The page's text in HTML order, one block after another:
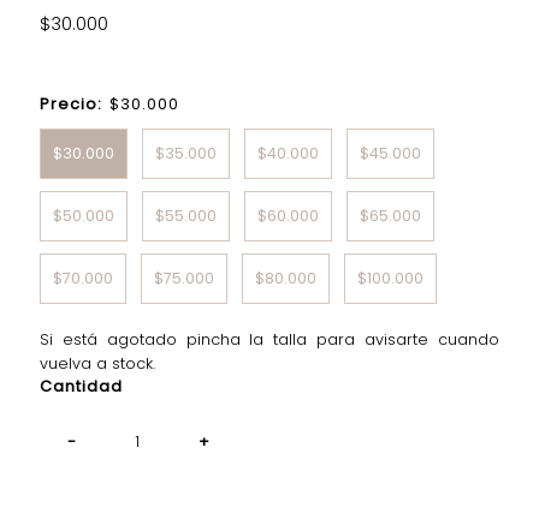
Precio
$30.000
Precio: $30.000
$30.000 $35.000 $40.000 $45.000
$50.000 $55.000 $60.000 $65.000
$70.000 $75.000 $80.000 $100.000
Si está agotado pincha la talla para avisarte cuando
vuelva a stock.
Cantidad
- +